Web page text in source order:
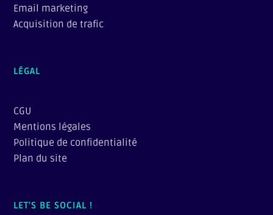
Email marketing
Acquisition de trafic
LÉGAL
CGU
Mentions légales
Politique de confidentialité
Plan du site
LET'S BE SOCIAL !